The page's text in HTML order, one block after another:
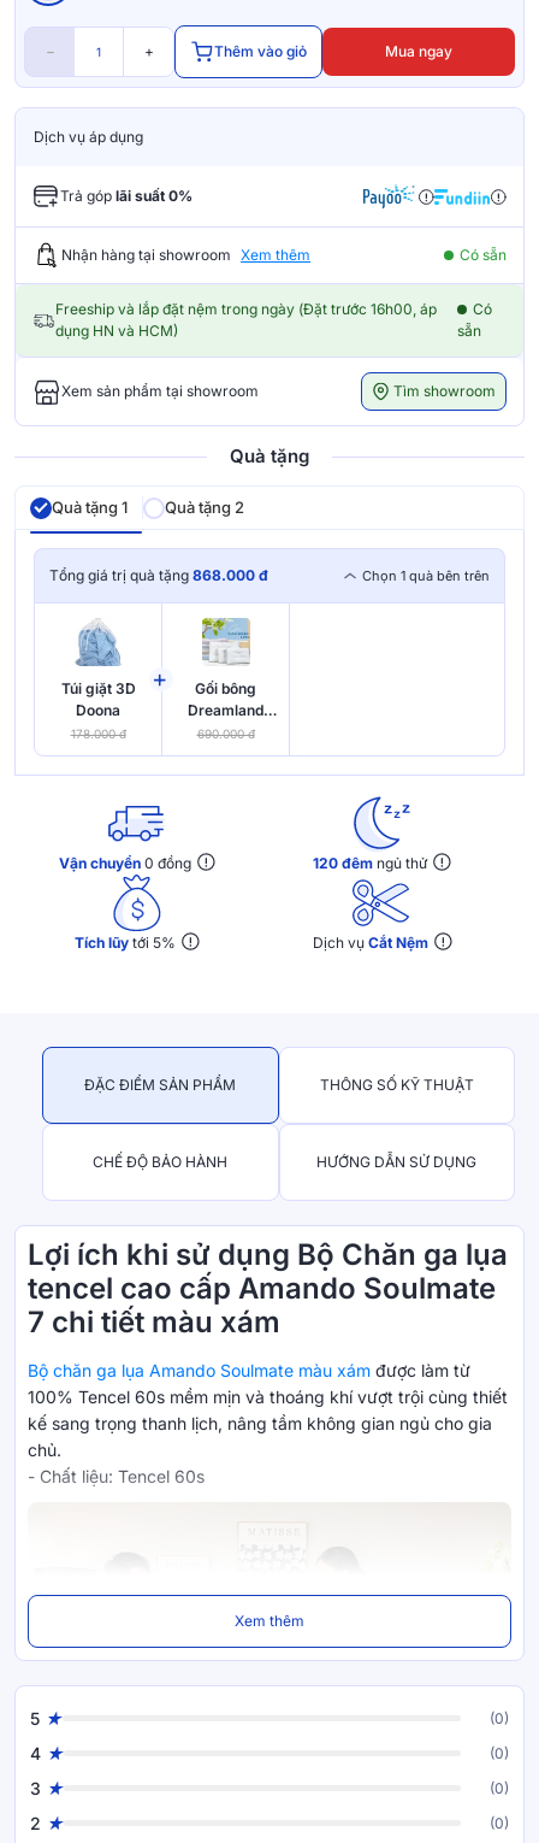
− + Thêm vào giỏ Mua ngay
Dịch vụ áp dụng
Trả góp lãi suất 0%
Nhận hàng tại showroom Xem thêm Có sẵn
Freeship và lắp đặt nệm trong ngày (Đặt trước 16h00, áp
dụng HN và HCM)
Có
sẵn
Xem sản phẩm tại showroom Tìm showroom
Quà tặng
Quà tặng 1 Quà tặng 2
Tổng giá trị quà tặng 868.000 đ Chọn 1 quà bên trên
Túi giặt 3D
Doona
178.000 đ
+
Gối bông
Dreamland
Nano Microfiber
690.000 đ
Vận chuyển 0 đồng 120 đêm ngủ thử
Tích lũy tới 5% Dịch vụ Cắt Nệm
ĐẶC ĐIỂM SẢN PHẨM THÔNG SỐ KỸ THUẬT
CHẾ ĐỘ BẢO HÀNH HƯỚNG DẪN SỬ DỤNG
Lợi ích khi sử dụng Bộ Chăn ga lụa
tencel cao cấp Amando Soulmate
7 chi tiết màu xám
Bộ chăn ga lụa Amando Soulmate màu xám được làm từ
100% Tencel 60s mềm mịn và thoáng khí vượt trội cùng thiết
kế sang trọng thanh lịch, nâng tầm không gian ngủ cho gia
chủ.
- Chất liệu: Tencel 60s
Xem thêm
5 (0)
4 (0)
3 (0)
2 (0)